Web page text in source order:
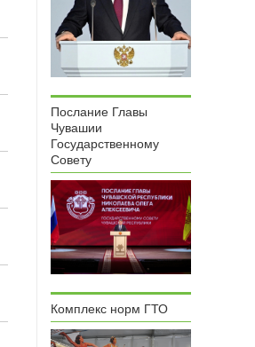
Послание Главы
Чувашии
Государственному
Совету
Комплекс норм ГТО